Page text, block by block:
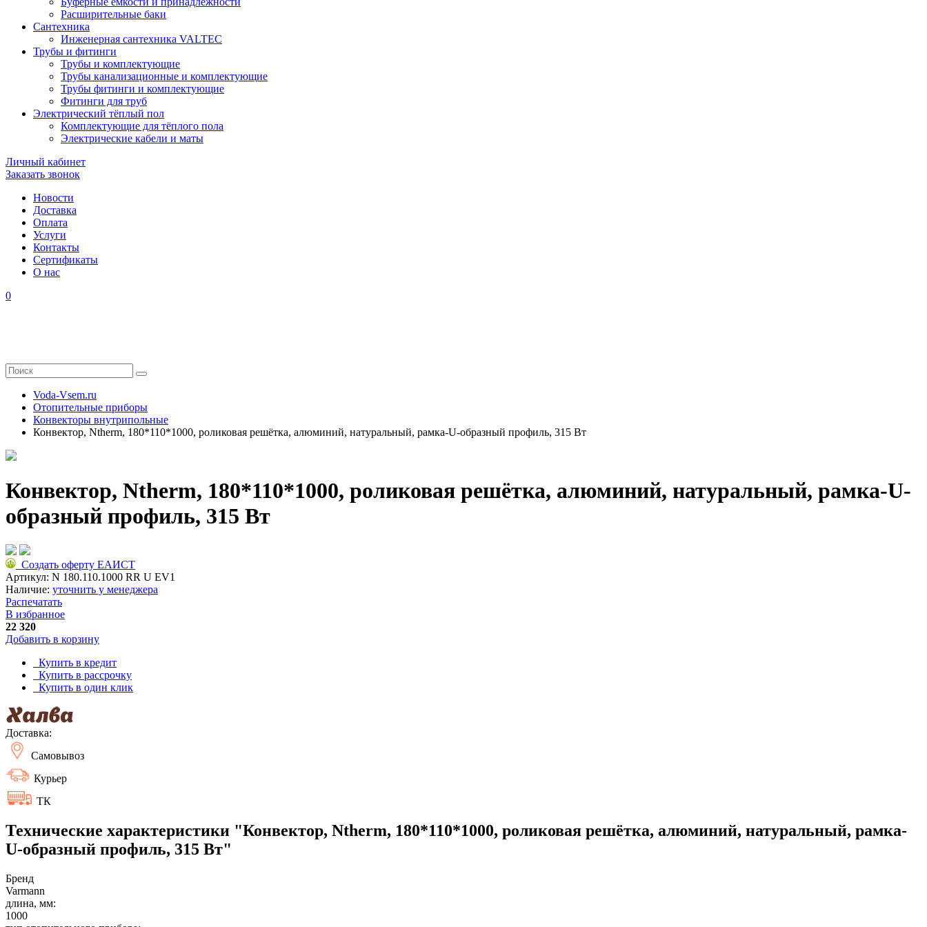
Расширительные баки
Сантехника
Инженерная сантехника VALTEC
Трубы и фитинги
Трубы и комплектующие
Трубы канализационные и комплектующие
Трубы фитинги и комплектующие
Фитинги для труб
Электрический тёплый пол
Комплектующие для тёплого пола
Электрические кабели и маты
Личный кабинет
Заказать звонок
Новости
Доставка
Оплата
Услуги
Контакты
Cертификаты
О нас
0
Voda-Vsem.ru
Отопительные приборы
Конвекторы внутрипольные
Конвектор, Ntherm, 180*110*1000, роликовая решётка, алюминий, натуральный, рамка-U-образный профиль, 315 Вт
Конвектор, Ntherm, 180*110*1000, роликовая решётка, алюминий, натуральный, рамка-U-
образный профиль, 315 Вт
Создать оферту ЕАИСТ
Артикул: N 180.110.1000 RR U EV1
Наличие: уточнить у менеджера
Распечатать
В избранное
22 320
Добавить в корзину
Купить в кредит
Купить в рассрочку
Купить в один клик
Доставка:
Самовывоз
Курьер
ТК
Технические характеристики "Конвектор, Ntherm, 180*110*1000, роликовая решётка, алюминий, натуральный, рамка-
U-образный профиль, 315 Вт"
Бренд
Varmann
длина, мм:
1000